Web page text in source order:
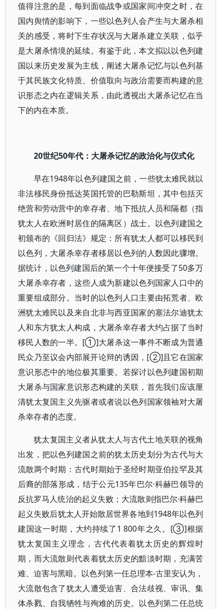
值得注意的是，每到面临战争或国家间冲突之时，在
国内舆情的影响下，一些以色列人会产生与大屠杀相
关的感受，将时下生存状况与大屠杀建立关联，似乎
是大屠杀情境的延续。有鉴于此，本文拟以以色列建
国以来历史发展为主线，阐述大屠杀记忆与以色列基
于其民族文化特质、价值取向与政治需要而构建的意
识形态之内在逻辑关系，由此透视出大屠杀记忆在当
下的内在本质。
20世纪50年代：大屠杀记忆的政治化与仪式化
早在1948年以色列建国之前，一些犹太难民就以
非法移民身份抵达英国托管的巴勒斯坦，其中包括灭
绝营和劳动营中的幸存者、地下抵抗人员和隔都（指
犹太人在欧洲时居住的隔离区）战士。以色列建国之
初颁布的《回归法》规定：所有犹太人都可以移民到
以色列，大屠杀幸存者移居以色列的人数因此骤增。
据统计，以色列建国后的第一个十年便接受了50多万
大屠杀幸存者，这些人成为新建以色列国家人口中的
重要组成部分。当时的以色列人口主要由拓荒者、欧
洲犹太难民以及来自北非与西亚国家的塞法尔迪犹太
人和东方犹太人构成，大屠杀幸存者大约占据了当时
移民人数的一半。[①]大屠杀这一事件不断成为普通
民众乃至议会内部展开论辩的诱因，[②]且它在国家
意识形态中的地位极其重要。若探讨以色列建国初期
大屠杀与国家意识形态构建的关联，首先我们应该厘
清犹太复国主义先驱者或者说以色列国家领袖对大屠
杀幸存者的态度。
犹太复国主义者从犹太人与古代土地关联的视角
出发，把以色列建国之前的犹太历史划分为古代与大
流散两个时期：古代时期始于圣经时期亚伯拉罕及其
后裔的部落形成，结于公元135年巴尔·科赫巴领导的
反抗罗马人统治的起义失败；大流散则指巴尔·科赫巴
起义失败后犹太人开始散居世界各地到1948年以色列
建国这一时期，大约持续了1 800年之久。[③]根据
犹太复国主义理念，古代代表着犹太历史的辉煌时
期，而大流散则代表着犹太历史的黯淡时期，充满苦
难、迫害与黑暗。以色列第一任总理本-古里安认为，
大流散包含了犹太人遭受迫害、合法歧视、审讯、集
体杀戮、自我牺牲与殉难的历史。以色列第二任总统